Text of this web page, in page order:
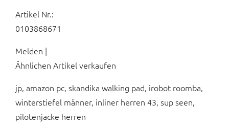
Artikel Nr.:
0103868671
Melden |
Ähnlichen Artikel verkaufen
jp, amazon pc, skandika walking pad, irobot roomba,
winterstiefel männer, inliner herren 43, sup seen,
pilotenjacke herren